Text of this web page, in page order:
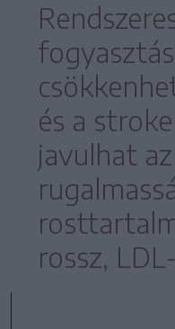
és a
javulhat
rossz,